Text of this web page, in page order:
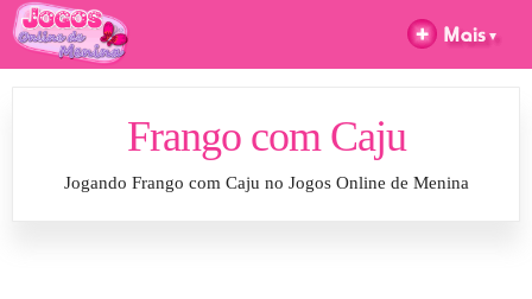
Frango com Caju
Jogando Frango com Caju no Jogos Online de Menina